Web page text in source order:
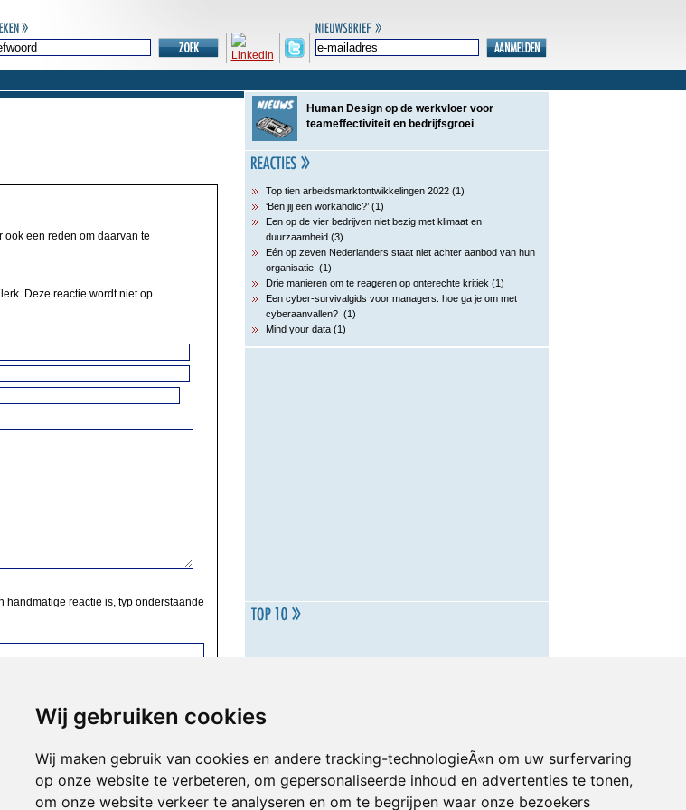
Wij gebruiken cookies
Wij maken gebruik van cookies en andere tracking-technologieÃ«n om uw surfervaring
op onze website te verbeteren, om gepersonaliseerde inhoud en advertenties te tonen,
om onze website verkeer te analyseren en om te begrijpen waar onze bezoekers
ook een reden om daarvan te
Deze reactie wordt niet op
handmatige reactie is, typ onderstaande
Human Design op de werkvloer voor
teameffectiviteit en bedrijfsgroei
Top tien arbeidsmarktontwikkelingen 2022 (1)
‘Ben jij een workaholic?’ (1)
Een op de vier bedrijven niet bezig met klimaat en
duurzaamheid (3)
Eén op zeven Nederlanders staat niet achter aanbod van hun
organisatie (1)
Drie manieren om te reageren op onterechte kritiek (1)
Een cyber-survivalgids voor managers: hoe ga je om met
cyberaanvallen? (1)
Mind your data (1)
Inloggen